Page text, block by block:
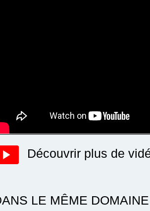
Découvrir plus de
LE MÊME